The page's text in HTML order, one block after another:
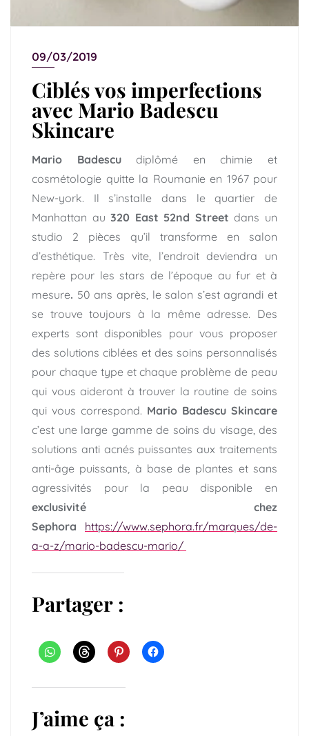
09/03/2019
Ciblés vos imperfections
avec Mario Badescu
Skincare
Mario Badescudiplômé en chimie et
cosmétologie quitte la Roumanie en 1967 pour
New-york. Il s’installe dans le quartier de
Manhattan au320 East 52nd Street dans un
studio 2 pièces qu’il transforme en salon
d’esthétique. Très vite, l’endroit deviendra un
repère pour les stars de l’époque au fur et à
mesure. 50 ans après, le salon s’est agrandi et
se trouve toujours à la même adresse. Des
experts sont disponibles pour vous proposer
des solutions ciblées et des soins personnalisés
pour chaque type et chaque problème de peau
qui vous aideront à trouver la routine de soins
qui vous correspond. Mario Badescu Skincare
c’est une large gamme de soins du visage, des
solutions anti acnés puissantes aux traitements
anti-âge puissants, à base de plantes et sans
agressivités pour la peau disponible en
exclusivité chez
Sephora https://www.sephora.fr/marques/de-
a-a-z/mario-badescu-mario/
Partager :
J’aime ça :